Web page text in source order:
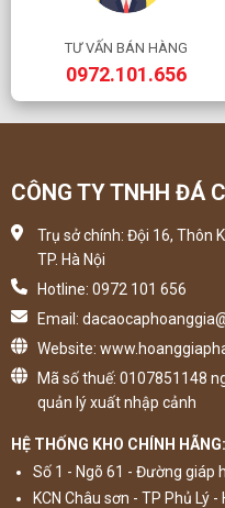
TƯ VẤN BÁN HÀNG
0972.101.656
CÔNG TY TNHH ĐÁ
Trụ sở chính: Đội 16, Thôn
TP. Hà Nội
Hotline: 0972 101 656
Email:
Website:
Mã số thuế: 0107851148
quản lý xuất nhập cảnh
HỆ THỐNG KHO CHÍNH HÃNG:
Số 1 - Ngõ 61 - Đường giáp
KCN Châu sơn - TP Phủ Lý -